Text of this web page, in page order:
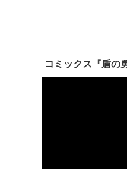
コミックス『盾の